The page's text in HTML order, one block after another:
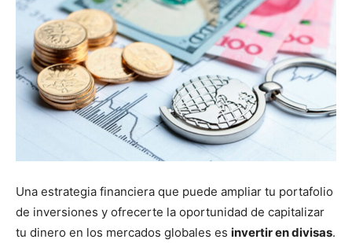
Una estrategia financiera que puede ampliar tu portafolio
de inversiones y ofrecerte la oportunidad de capitalizar
tu dinero en los mercados globales es invertir en divisas.